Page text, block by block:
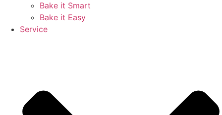
Bake it Smart
Bake it Easy
Service